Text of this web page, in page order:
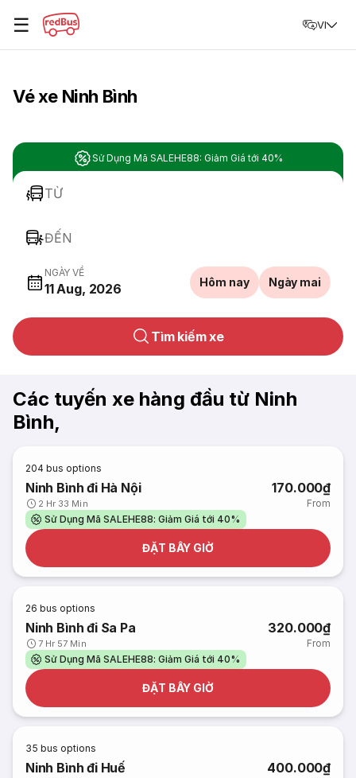
☰ VI
Vé xe Ninh Bình
Sử Dụng Mã SALEHE88: Giảm Giá tới 40%
TỪ
ĐẾN
NGÀY VỀ
11 Aug, 2026 Hôm nay Ngày mai
Tìm kiếm xe
Các tuyến xe hàng đầu từ Ninh
Bình,
204 bus options
Ninh Bình đi Hà Nội
2 Hr 33 Min
170.000₫
From
Sử Dụng Mã SALEHE88: Giảm Giá tới 40%
ĐẶT BÂY GIỜ
26 bus options
Ninh Bình đi Sa Pa
7 Hr 57 Min
320.000₫
From
Sử Dụng Mã SALEHE88: Giảm Giá tới 40%
ĐẶT BÂY GIỜ
35 bus options
Ninh Bình đi Huế 400.000₫